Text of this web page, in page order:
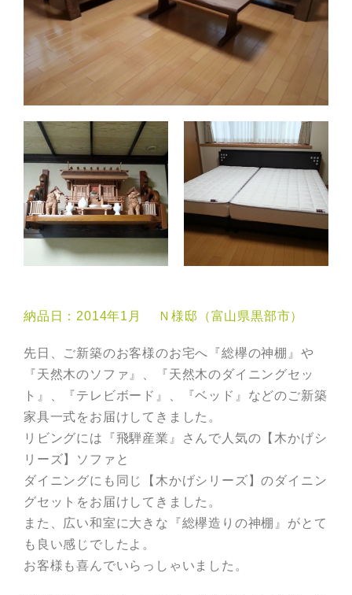
納品日：2014年1月 Ｎ様邸（富山県黒部市）
先日、ご新築のお客様のお宅へ『総欅の神棚』や
『天然木のソファ』、『天然木のダイニングセッ
ト』、『テレビボード』、『ベッド』などのご新築
家具一式をお届けしてきました。
リビングには『飛騨産業』さんで人気の【木かげシ
リーズ】ソファと
ダイニングにも同じ【木かげシリーズ】のダイニン
グセットをお届けしてきました。
また、広い和室に大きな『総欅造りの神棚』がとて
も良い感じでしたよ。
お客様も喜んでいらっしゃいました。